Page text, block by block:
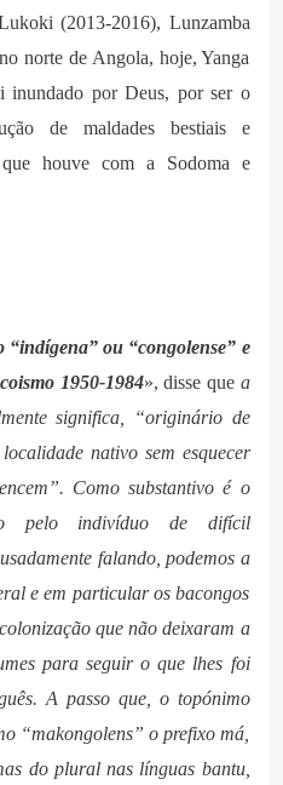
(2013-2016), Lunzamba
norte de Angola, hoje, Yanga
inundado por Deus, por ser o
de maldades bestiais e
que houve com a Sodoma e
ou “congolense” e
1950-1984», disse que a
significa, “originário de
nativo sem esquecer
Como substantivo é o
pelo indivíduo de difícil
falando, podemos a
e em particular os bacongos
que não deixaram a
para seguir o que lhes foi
A passo que, o topónimo
“makongolens” o prefixo má,
do plural nas línguas bantu,